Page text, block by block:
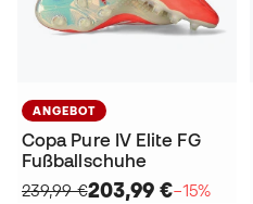
ANGEBOT
Copa Pure IV Elite FG
Fußballschuhe
239,99 €203,99 €−15%